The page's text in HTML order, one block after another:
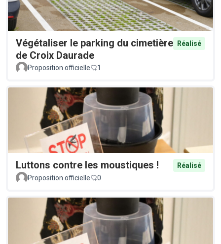
Végétaliser le parking du cimetière
de Croix Daurade
Réalisé
Proposition officielle 1
Luttons contre les moustiques !
Réalisé
Proposition officielle
0